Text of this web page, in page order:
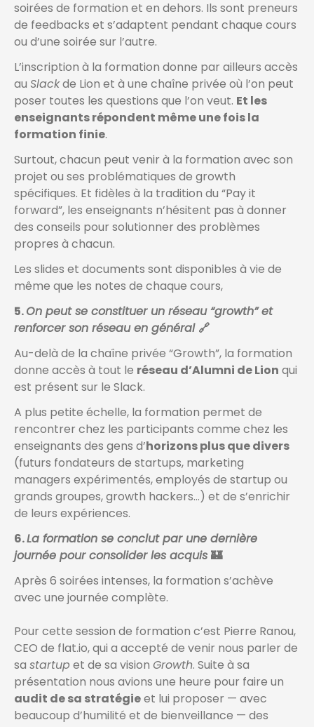
soirées de formation et en dehors. Ils sont preneurs
de feedbacks et s’adaptent pendant chaque cours
ou d’une soirée sur l’autre.
L’inscription à la formation donne par ailleurs accès
au Slackde Lion et à une chaîne privée où l’on peut
poser toutes les questions que l’on veut. Et les
enseignants répondent même une fois la
formation finie.
Surtout, chacun peut venir à la formation avec son
projet ou ses problématiques de growth
spécifiques. Et fidèles à la tradition du “Pay it
forward”, les enseignants n’hésitent pas à donner
des conseils pour solutionner des problèmes
propres à chacun.
Les slides et documents sont disponibles à vie de
même que les notes de chaque cours,
5.On peut se constituer un réseau “growth” et
renforcer son réseau en général 🔗
Au-delà de la chaîne privée “Growth”, la formation
donne accès à tout le réseau d’Alumni de Lion qui
est présent sur le Slack.
A plus petite échelle, la formation permet de
rencontrer chez les participants comme chez les
enseignants des gens d’horizons plus que divers
(futurs fondateurs de startups, marketing
managers expérimentés, employés de startup ou
grands groupes, growth hackers…) et de s’enrichir
de leurs expériences.
6.La formation se conclut par une dernière
journée pour consolider les acquis 🏰
Après 6 soirées intenses, la formation s’achève
avec une journée complète.
Pour cette session de formation c’est Pierre Ranou,
CEO de flat.io, qui a accepté de venir nous parler de
sa startup et de sa vision Growth. Suite à sa
présentation nous avions une heure pour faire un
audit de sa stratégieet lui proposer — avec
beaucoup d’humilité et de bienveillance — des